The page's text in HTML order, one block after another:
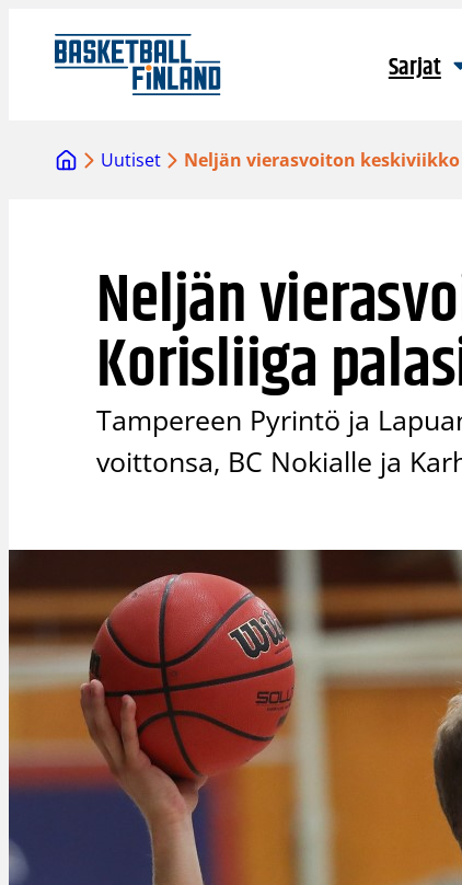
sisältöön
Sarjat
Uutiset Neljän vierasvoiton
Neljän
Korisliiga
Tampereen Pyrintö ja
voittonsa, BC Nokialle ja